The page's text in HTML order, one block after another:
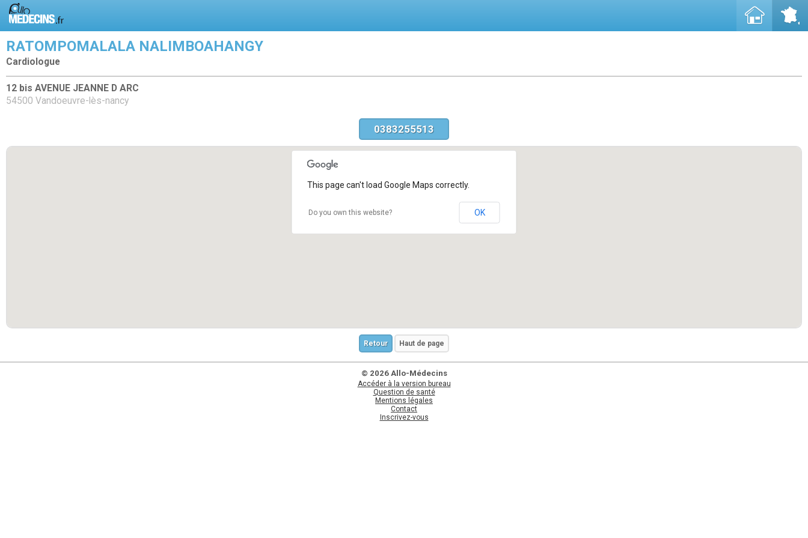
RATOMPOMALALA NALIMBOAHANGY
Cardiologue
12 bis AVENUE JEANNE D ARC
54500 Vandoeuvre-lès-nancy
0383255513
This page can't load Google Maps correctly.
Do you own this website? OK
Retour Haut de page
© 2026 Allo-Médecins
Accéder à la version bureau
Question de santé
Mentions légales
Contact
Inscrivez-vous